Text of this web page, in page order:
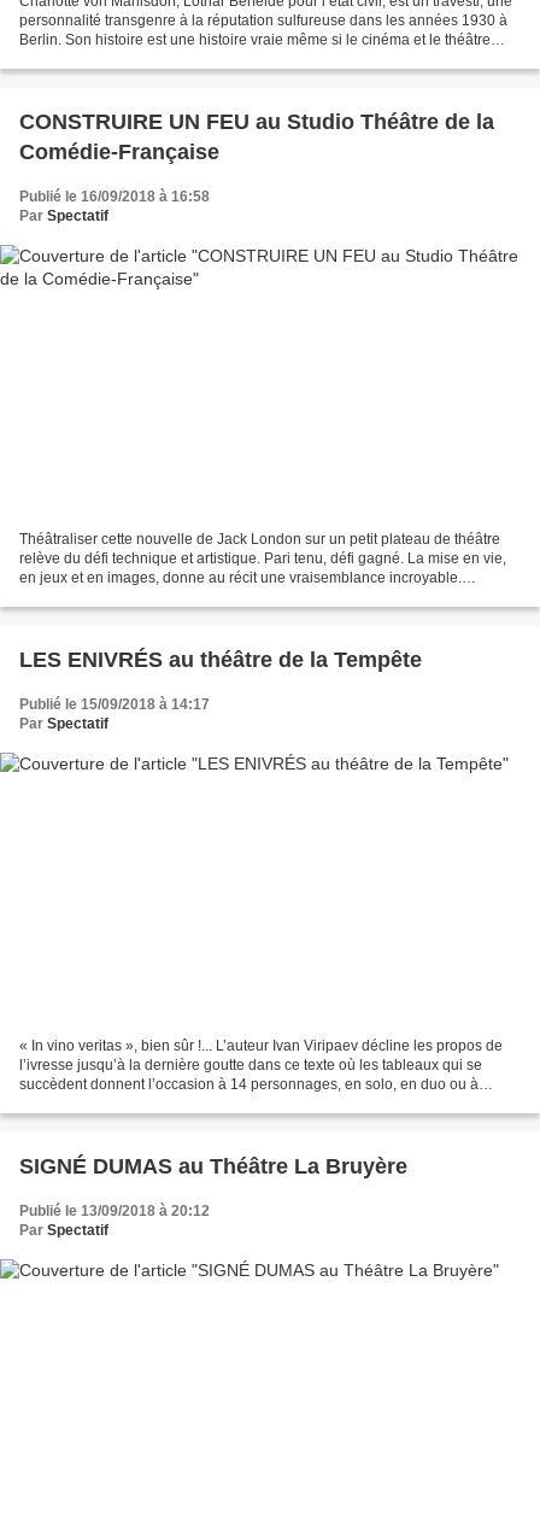
personnalité transgenre à la réputation sulfureuse dans les années 1930 à
Berlin. Son histoire est une histoire vraie même si le cinéma et le théâtre
CONSTRUIRE UN FEU au Studio Théâtre de la
Comédie-Française
Publié le 16/09/2018 à 16:58
Par Spectatif
Théâtraliser cette nouvelle de Jack London sur un petit plateau de théâtre
relève du défi technique et artistique. Pari tenu, défi gagné. La mise en vie,
en jeux et en images, donne au récit une vraisemblance incroyable.
LES ENIVRÉS au théâtre de la Tempête
Publié le 15/09/2018 à 14:17
Par Spectatif
« In vino veritas », bien sûr !... L’auteur Ivan Viripaev décline les propos de
l’ivresse jusqu’à la dernière goutte dans ce texte où les tableaux qui se
succèdent donnent l’occasion à 14 personnages, en solo, en duo ou à
SIGNÉ DUMAS au Théâtre La Bruyère
Publié le 13/09/2018 à 20:12
Par Spectatif